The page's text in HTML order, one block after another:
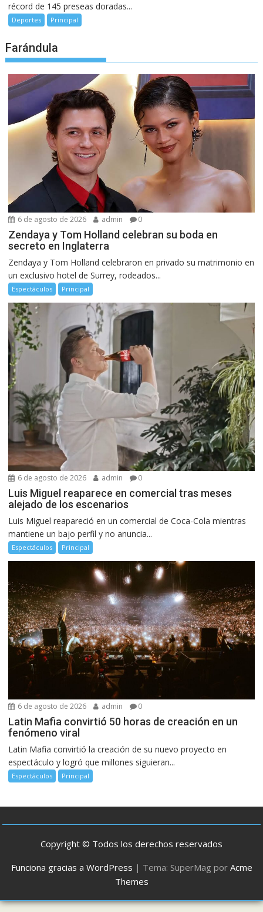
récord de 145 preseas doradas...
Deportes Principal
Farándula
6 de agosto de 2026 admin 0
Zendaya y Tom Holland celebran su boda en
secreto en Inglaterra
Zendaya y Tom Holland celebraron en privado su matrimonio en
un exclusivo hotel de Surrey, rodeados...
Espectáculos Principal
6 de agosto de 2026 admin 0
Luis Miguel reaparece en comercial tras meses
alejado de los escenarios
Luis Miguel reapareció en un comercial de Coca-Cola mientras
mantiene un bajo perfil y no anuncia...
Espectáculos Principal
6 de agosto de 2026 admin 0
Latin Mafia convirtió 50 horas de creación en un
fenómeno viral
Latin Mafia convirtió la creación de su nuevo proyecto en
espectáculo y logró que millones siguieran...
Espectáculos Principal
Copyright © Todos los derechos reservados
Funciona gracias a WordPress | Tema: SuperMag por Acme
Themes